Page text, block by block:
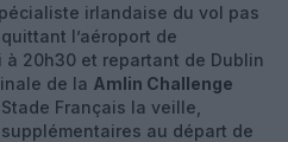
irlandaise du vol pas
l’aéroport de
à 20h30 et repartant de Dublin
de la Amlin Challenge
Français la veille,
au départ de